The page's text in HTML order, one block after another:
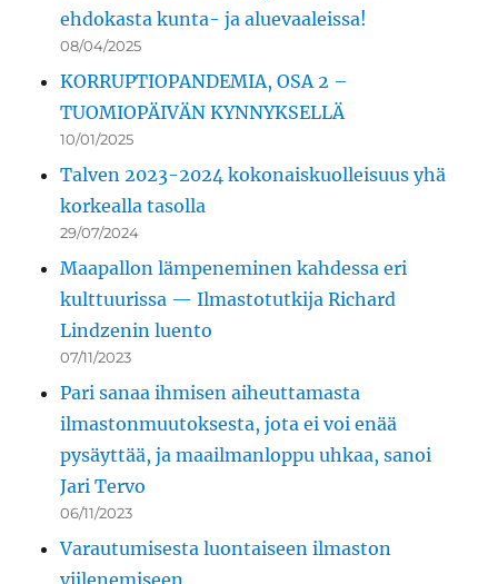
ehdokasta kunta- ja aluevaaleissa!
08/04/2025
KORRUPTIOPANDEMIA, OSA 2 –
TUOMIOPÄIVÄN KYNNYKSELLÄ
10/01/2025
Talven 2023-2024 kokonaiskuolleisuus yhä
korkealla tasolla
29/07/2024
Maapallon lämpeneminen kahdessa eri
kulttuurissa — Ilmastotutkija Richard
Lindzenin luento
07/11/2023
Pari sanaa ihmisen aiheuttamasta
ilmastonmuutoksesta, jota ei voi enää
pysäyttää, ja maailmanloppu uhkaa, sanoi
Jari Tervo
06/11/2023
Varautumisesta luontaiseen ilmaston
viilenemiseen